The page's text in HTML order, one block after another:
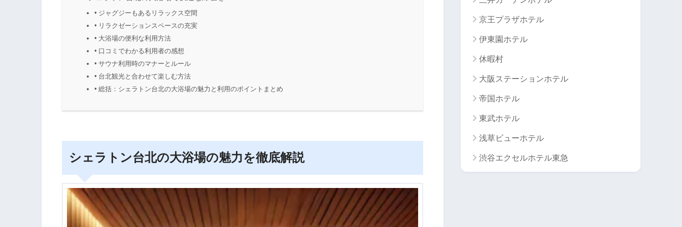
ジャグジーもあるリラックス空間
リラクゼーションスペースの充実
大浴場の便利な利用方法
口コミでわかる利用者の感想
サウナ利用時のマナーとルール
台北観光と合わせて楽しむ方法
総括：シェラトン台北の大浴場の魅力と利用のポイントまとめ
シェラトン台北の大浴場の魅力を徹底解説
京王プラザホテル
伊東園ホテル
休暇村
大阪ステーションホテル
帝国ホテル
東武ホテル
浅草ビューホテル
渋谷エクセルホテル東急